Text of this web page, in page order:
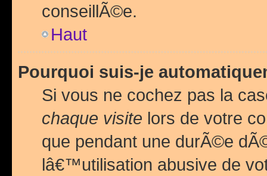
conseillÃ©e.
Haut
Pourquoi suis-je
Si vous ne cochez pas la
chaque visite lors de votre
que pendant une durÃ©e
lâ€™utilisation abusive de